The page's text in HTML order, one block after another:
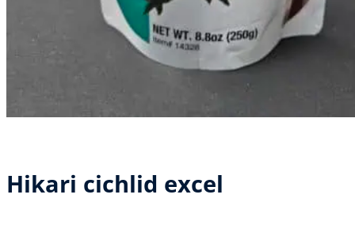
Hikari cichlid excel